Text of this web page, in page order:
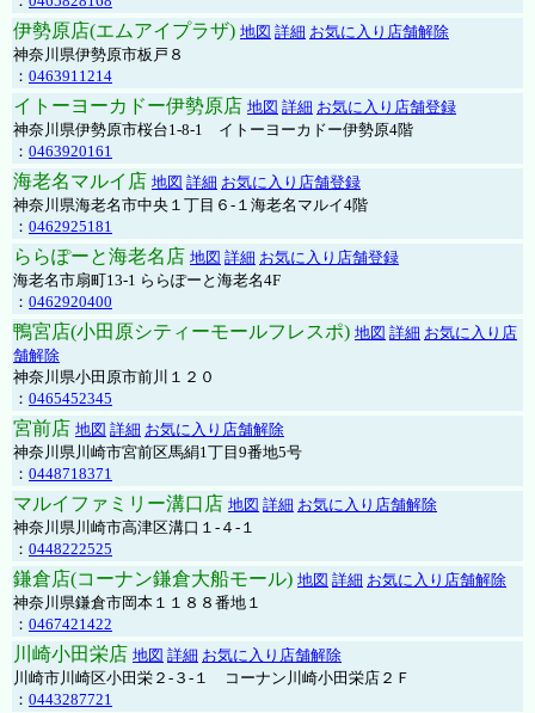
伊勢原店(エムアイプラザ) 地図 詳細 お気に入り店舗解除
神奈川県伊勢原市板戸８
： 0463911214
イトーヨーカドー伊勢原店 地図 詳細 お気に入り店舗登録
神奈川県伊勢原市桜台1-8-1 イトーヨーカドー伊勢原4階
： 0463920161
海老名マルイ店 地図 詳細 お気に入り店舗登録
神奈川県海老名市中央１丁目６-１海老名マルイ4階
： 0462925181
ららぽーと海老名店 地図 詳細 お気に入り店舗登録
海老名市扇町13-1 ららぽーと海老名4F
： 0462920400
鴨宮店(小田原シティーモールフレスポ) 地図 詳細 お気に入り店
舗解除
神奈川県小田原市前川１２０
： 0465452345
宮前店 地図 詳細 お気に入り店舗解除
神奈川県川崎市宮前区馬絹1丁目9番地5号
： 0448718371
マルイファミリー溝口店 地図 詳細 お気に入り店舗解除
神奈川県川崎市高津区溝口１-４-１
： 0448222525
鎌倉店(コーナン鎌倉大船モール) 地図 詳細 お気に入り店舗解除
神奈川県鎌倉市岡本１１８８番地１
： 0467421422
川崎小田栄店 地図 詳細 お気に入り店舗解除
川崎市川崎区小田栄２‐３‐１ コーナン川崎小田栄店２Ｆ
： 0443287721